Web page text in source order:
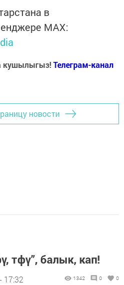
в
MАХ:
кушылыгыз!Телеграм-канал
новости
тфү”, балык, кап!
17:32 1342 0 0